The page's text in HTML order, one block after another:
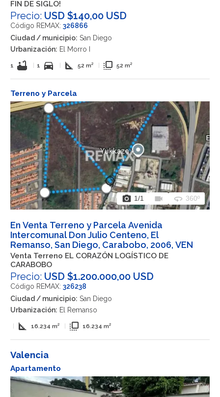
FIN DE SIGLO!
Precio: USD $140,00 USD
Código REMAX: 326866
Ciudad / municipio: San Diego
Urbanización: El Morro I
1 bathtub 1 directions_car square_foot 52 m² flip_to_front 52 m²
Terreno y Parcela
photo_camera 1/1 videocam 360 360º
En Venta Terreno y Parcela Avenida
Intercomunal Don Julio Centeno, El
Remanso, San Diego, Carabobo, 2006, VEN
Venta Terreno EL CORAZÓN LOGÍSTICO DE
CARABOBO
Precio: USD $1.200.000,00 USD
Código REMAX: 326238
Ciudad / municipio: San Diego
Urbanización: El Remanso
square_foot 16.234 m² flip_to_front 16.234 m²
Valencia
Apartamento